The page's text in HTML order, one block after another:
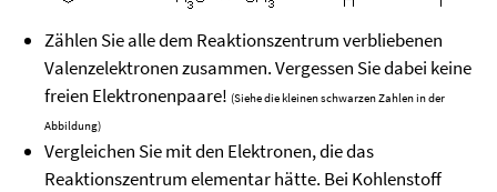
Zählen Sie alle dem Reaktionszentrum verbliebenen
Valenzelektronen zusammen. Vergessen Sie dabei keine
freien Elektronenpaare! (Siehe die kleinen schwarzen Zahlen in der
Abbildung)
Vergleichen Sie mit den Elektronen, die das
Reaktionszentrum elementar hätte. Bei Kohlenstoff